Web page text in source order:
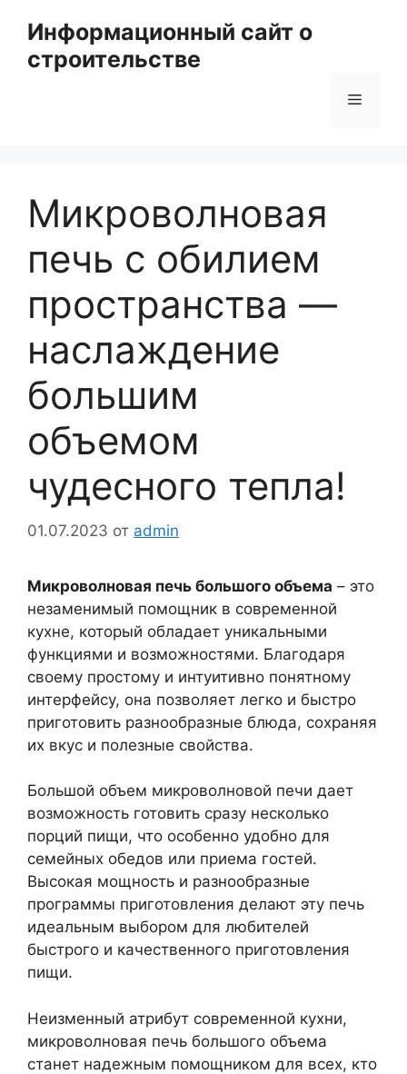
содержимому
Информационный сайт о
строительстве
Меню
Микроволновая
печь с обилием
пространства —
наслаждение
большим
объемом
чудесного тепла!
01.07.2023 от admin
Микроволновая печь большого объема – это
незаменимый помощник в современной
кухне, который обладает уникальными
функциями и возможностями. Благодаря
своему простому и интуитивно понятному
интерфейсу, она позволяет легко и быстро
приготовить разнообразные блюда, сохраняя
их вкус и полезные свойства.
Большой объем микроволновой печи дает
возможность готовить сразу несколько
порций пищи, что особенно удобно для
семейных обедов или приема гостей.
Высокая мощность и разнообразные
программы приготовления делают эту печь
идеальным выбором для любителей
быстрого и качественного приготовления
пищи.
Неизменный атрибут современной кухни,
микроволновая печь большого объема
станет надежным помощником для всех, кто